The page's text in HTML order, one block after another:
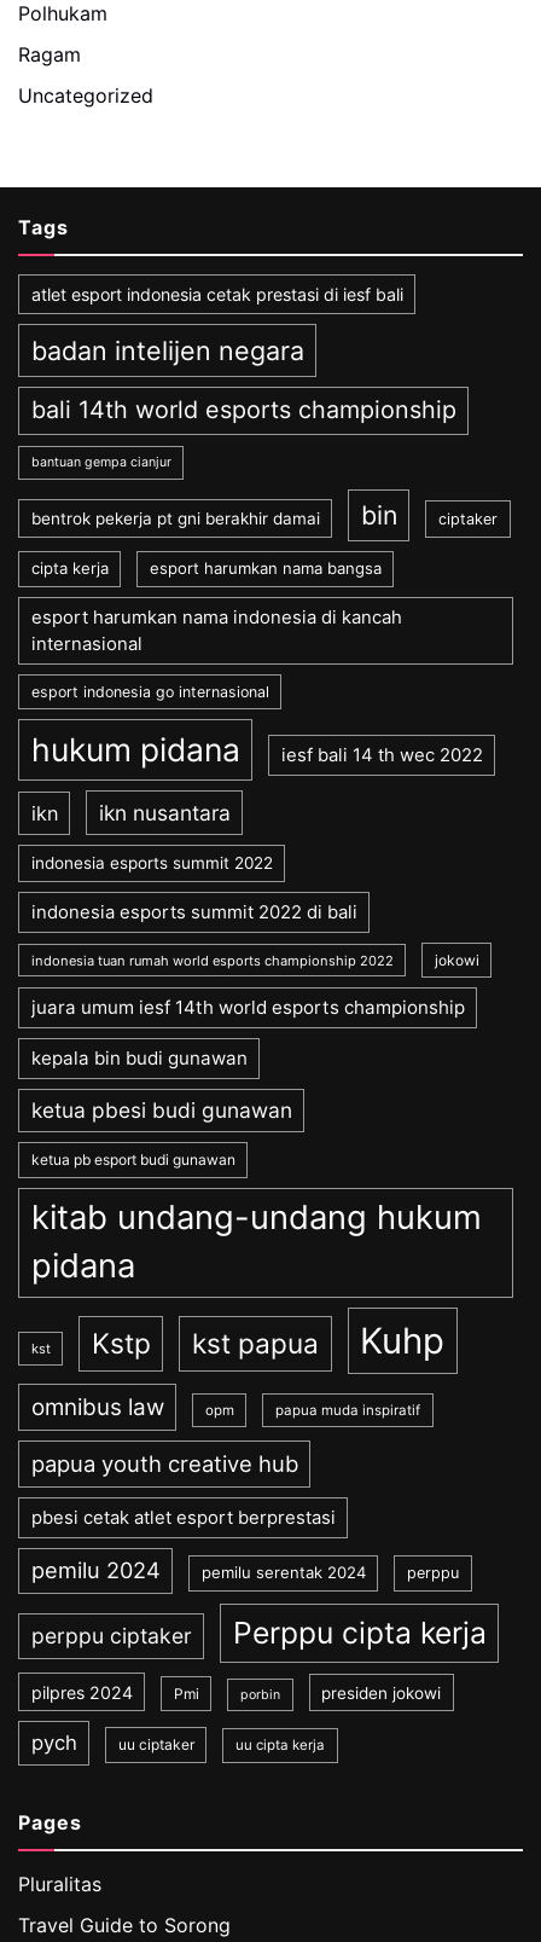
Polhukam
Ragam
Uncategorized
Tags
atlet esport indonesia cetak prestasi di iesf bali
badan intelijen negara
bali 14th world esports championship
bantuan gempa cianjur
bentrok pekerja pt gni berakhir damai bin ciptaker
cipta kerja esport harumkan nama bangsa
esport harumkan nama indonesia di kancah
internasional
esport indonesia go internasional
hukum pidana iesf bali 14 th wec 2022
ikn ikn nusantara
indonesia esports summit 2022
indonesia esports summit 2022 di bali
indonesia tuan rumah world esports championship 2022 jokowi
juara umum iesf 14th world esports championship
kepala bin budi gunawan
ketua pbesi budi gunawan
ketua pb esport budi gunawan
kitab undang-undang hukum
pidana
kst Kstp kst papua Kuhp
omnibus law opm papua muda inspiratif
papua youth creative hub
pbesi cetak atlet esport berprestasi
pemilu 2024 pemilu serentak 2024 perppu
perppu ciptaker Perppu cipta kerja
pilpres 2024 Pmi porbin presiden jokowi
pych uu ciptaker uu cipta kerja
Pages
Pluralitas
Travel Guide to Sorong